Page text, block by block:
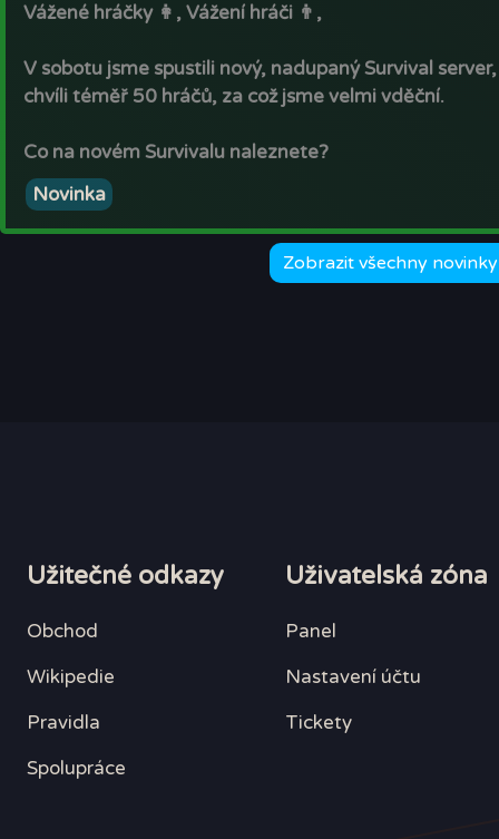
Vážené hráčky 👩, Vážení hráči 👨,
V sobotu jsme spustili nový, nadupaný Survival
chvíli téměř 50 hráčů, za což jsme velmi vděční.
Co na novém Survivalu naleznete?
・Extrémně propracované truhly! 📦 (Více než 300
・Nové speciální mini eventy 🏅 v chatu. (Více než 5
・Propracované těžící ⛏ blocky. (Pět unikátních
・Super poklady! 💵 (Sto různých odměn)
Novinka
Zobrazit všechny
Užitečné odkazy
Obchod
Wikipedie
Pravidla
Spolupráce
Uživatelská zóna
Panel
Nastavení účtu
Tickety